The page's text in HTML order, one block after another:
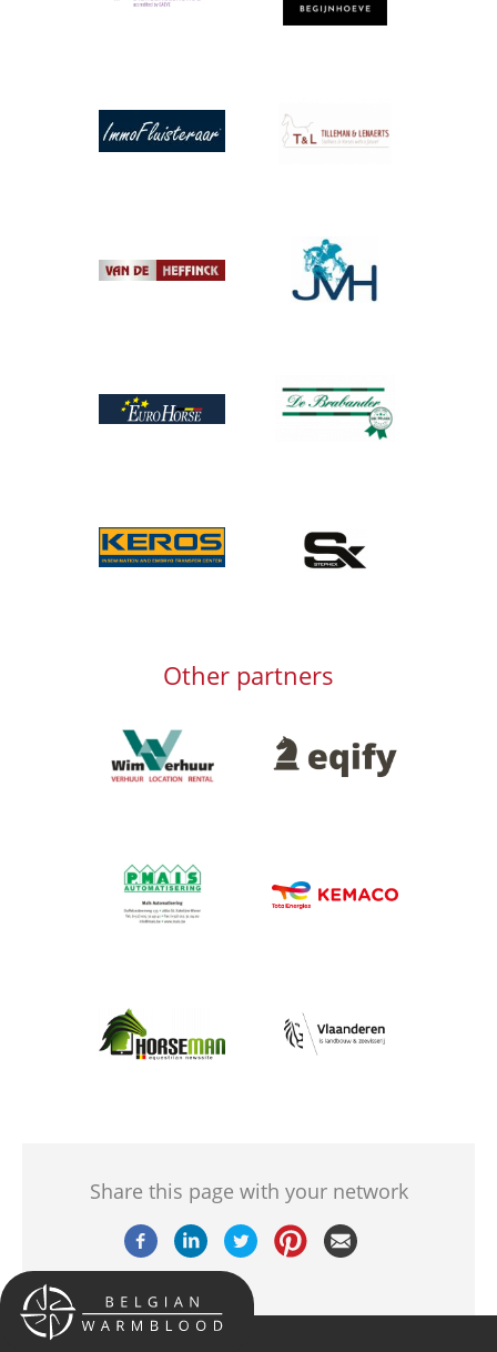
Afbeelding Afbeelding
Afbeelding
Afbeelding
Afbeelding
Afbeelding
Afbeelding
Afbeelding
Other partners
Afbeelding Afbeelding
Afbeelding
Afbeelding
Afbeelding Afbeelding
Share this page with your network